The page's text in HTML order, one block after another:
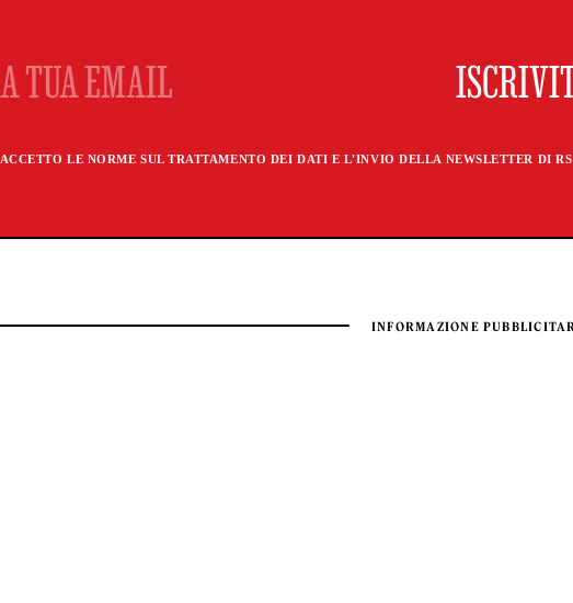
ACCETTO LE NORME SUL TRATTAMENTO DEI DATI E L'INVIO DELLA NEWSLETTER DI RS